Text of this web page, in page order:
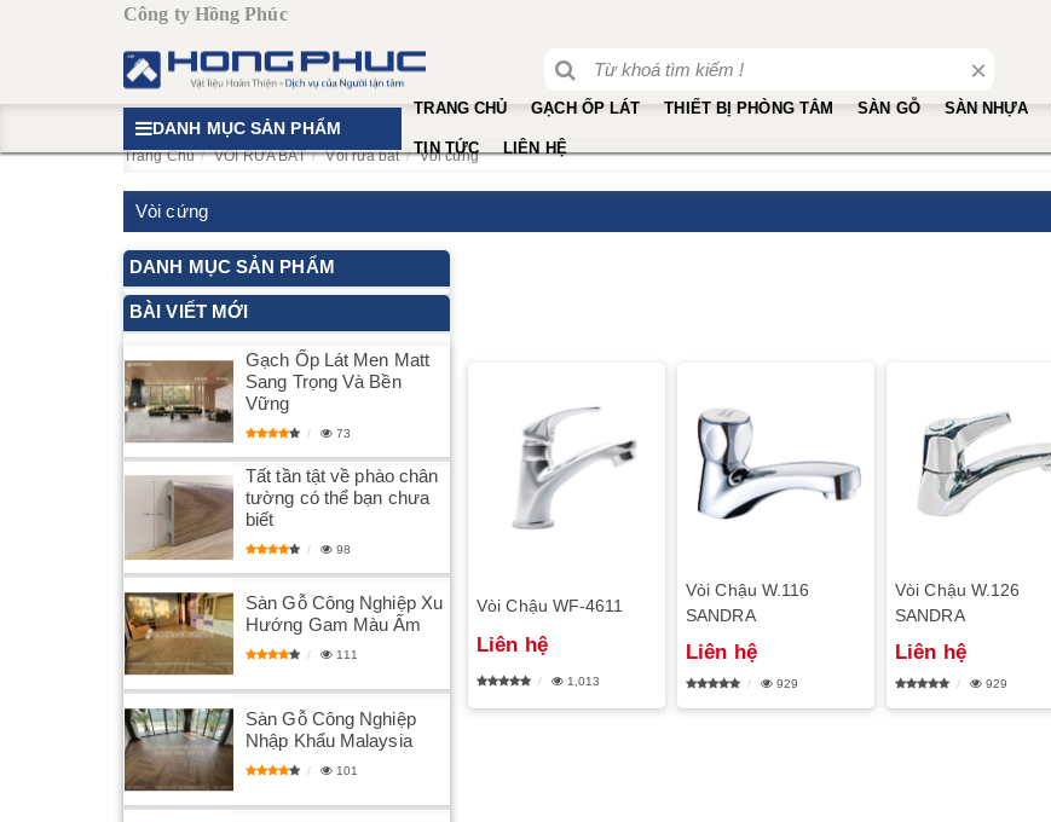
Công ty Hồng Phúc
×
DANH MỤC SẢN PHẨM
TRANG CHỦ GẠCH ỐP LÁT THIẾT BỊ PHÒNG TẮM SÀN GỖ SÀN NHỰA
TIN TỨC LIÊN HỆ
Trang Chủ VÒI RỬA BÁT Vòi rửa bát Vòi cứng
Vòi cứng
DANH MỤC SẢN PHẨM
BÀI VIẾT MỚI
Gạch Ốp Lát Men Matt
Sang Trọng Và Bền
Vững
73
Tất tần tật về phào chân
tường có thể bạn chưa
biết
98
Sàn Gỗ Công Nghiệp Xu
Hướng Gam Màu Ấm
111
Sàn Gỗ Công Nghiệp
Nhập Khẩu Malaysia
101
Vòi Chậu WF-4611
Liên hệ
1,013
Vòi Chậu W.116
SANDRA
Liên hệ
929
Vòi Chậu W.126
SANDRA
Liên hệ
929